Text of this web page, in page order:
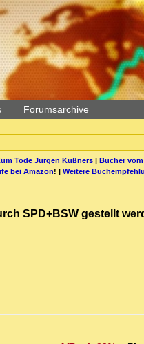
Forumsarchive
Tode Jürgen Küßners| Bücher
bei Amazon! | Weitere
SPD+BSW gestellt